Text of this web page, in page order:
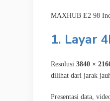
MAXHUB E2 98
1. Layar
Resolusi 3840 ×
dilihat dari jarak
Presentasi data,